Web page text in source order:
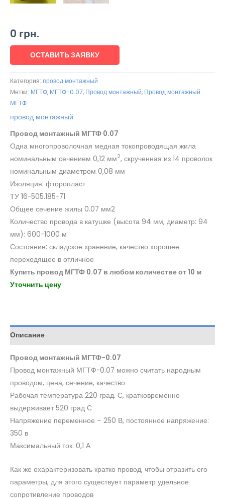
0 грн.
ОСТАВИТЬ ЗАЯВКУ
Категория: провод монтажный
Метки: МГТФ, МГТФ-0.07, Провод монтажный, Провод монтажный
МГТФ
провод монтажный
Провод монтажный МГТФ 0.07
Одна многопроволочная медная токопроводящая жила
номинальным сечением 0,12 мм2, скрученная из 14 проволок
номинальным диаметром 0,08 мм
Изоляция: фторопласт
ТУ 16-505.185-71
Общее сечение жилы 0.07 мм2
Количество провода в катушке (высота 94 мм, диаметр: 94
мм): 600-1000 м
Состояние: складское хранение, качество хорошее
переходящее в отличное
Купить провод МГТФ 0.07 в любом количестве от 10 м
Уточнить цену
Описание
Провод монтажный МГТФ-0.07
Провод монтажный МГТФ-0.07 можно считать народным
проводом, цена, сечение, качество
Рабочая температура 220 град. С, кратковременно
выдерживает 520 град С
Напряжение переменное – 250 В, постоянное напряжение:
350 в
Максимальный ток: 0,1 А
Как же охарактеризовать кратко провод, чтобы отразить его
параметры, для этого существует параметр удельное
сопротивление проводов